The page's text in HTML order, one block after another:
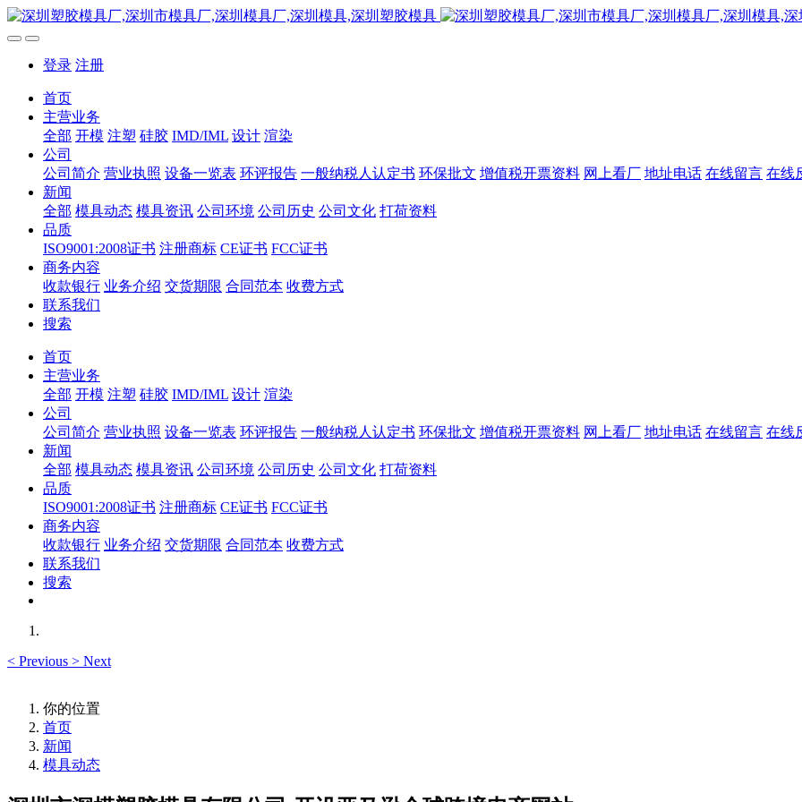
登录 注册
首页
主营业务
全部 开模 注塑 硅胶 IMD/IML 设计 渲染
公司
公司简介 营业执照 设备一览表 环评报告 一般纳税人认定书 环保批文 增值税开票资料 网上看厂 地址电话 在线留言 在线
新闻
全部 模具动态 模具资讯 公司环境 公司历史 公司文化 打荷资料
品质
ISO9001:2008证书 注册商标 CE证书 FCC证书
商务内容
收款银行 业务介绍 交货期限 合同范本 收费方式
联系我们
搜索
首页
主营业务
全部 开模 注塑 硅胶 IMD/IML 设计 渲染
公司
公司简介 营业执照 设备一览表 环评报告 一般纳税人认定书 环保批文 增值税开票资料 网上看厂 地址电话 在线留言 在线
新闻
全部 模具动态 模具资讯 公司环境 公司历史 公司文化 打荷资料
品质
ISO9001:2008证书 注册商标 CE证书 FCC证书
商务内容
收款银行 业务介绍 交货期限 合同范本 收费方式
联系我们
搜索
< Previous > Next
你的位置
首页
新闻
模具动态